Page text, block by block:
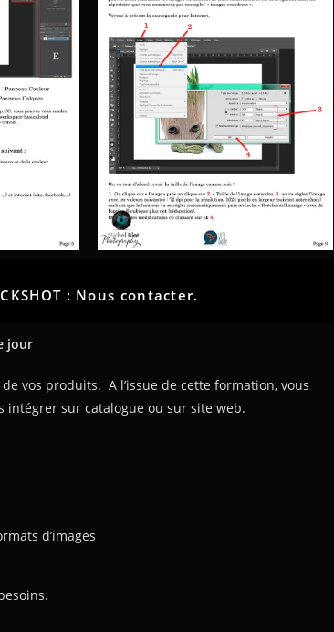
: Nous contacter.
jour
vos produits. A l’issue de cette formation, vous
sur catalogue ou sur site web.
d’images